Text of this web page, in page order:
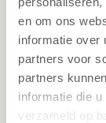
en om ons
informatie over
partners voor
partners
informatie die
verzameld op
Koelkast
Zaalhuur
Logies